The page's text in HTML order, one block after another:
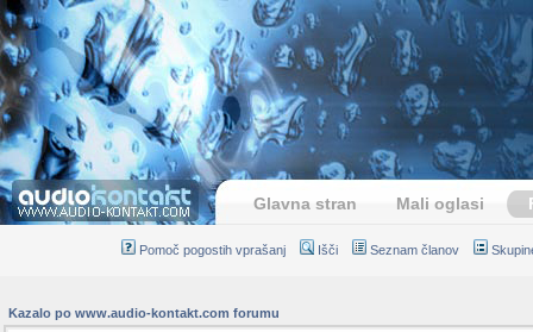
Glavna stran Mali oglasi
Pomoč pogostih vprašanj Išči Seznam članov
Kazalo po www.audio-kontakt.com forumu